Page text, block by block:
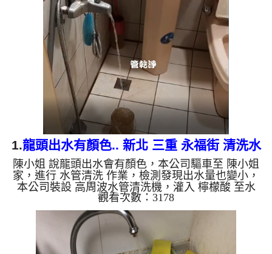
1.龍頭出水有顏色.. 新北 三重 永福街 清洗水
管
陳小姐 說龍頭出水會有顏色，本公司驅車至 陳小姐
家，進行 水管清洗 作業，檢測發現出水量也變小，
本公司裝設 高周波水管清洗機，灌入 檸檬酸 至水
管，等了約15分，開啟 水管清洗機 ，啟動 螺旋波 模
式，剛開始就流出髒水，突然變成深棕色的鐵鏽水，
二個多小時後，出水變乾淨出水量也變大了。 如是
自來水，如水管老化，會產生鐵鏽跟泥沙堆積，洗出
來的水就會是咖啡色，地下水含有氧化錳，管壁上會
觀看次數：3178